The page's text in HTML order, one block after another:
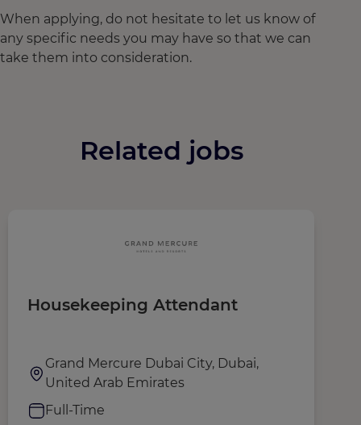
When applying, do not hesitate to let us know of
any specific needs you may have so that we can
take them into consideration.
Related jobs
Housekeeping Attendant
Grand Mercure Dubai City, Dubai,
United Arab Emirates
Full-Time